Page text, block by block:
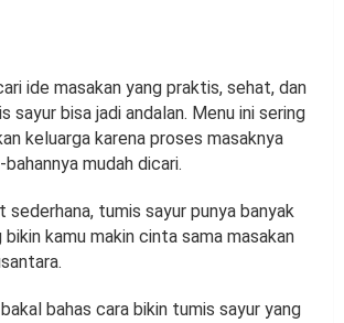
ide masakan yang praktis, sehat, dan
sayur bisa jadi andalan. Menu ini sering
keluarga karena proses masaknya
mudah dicari.
sederhana, tumis sayur punya banyak
bikin kamu makin cinta sama masakan
bahas cara bikin tumis sayur yang